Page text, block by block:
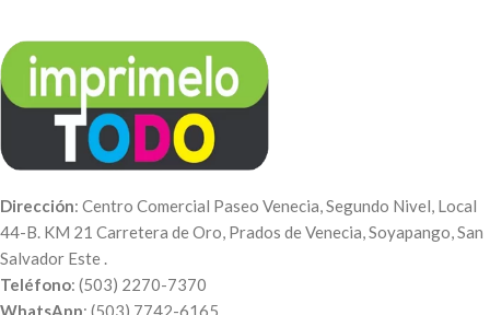
contactarnos a nuestro
Dirección: Centro Comercial Paseo Venecia, Segundo Nivel, Local
44-B. KM 21 Carretera de Oro, Prados de Venecia, Soyapango, San
Salvador Este .
Teléfono: (503) 2270-7370
WhatsApp: (503) 7742-6165